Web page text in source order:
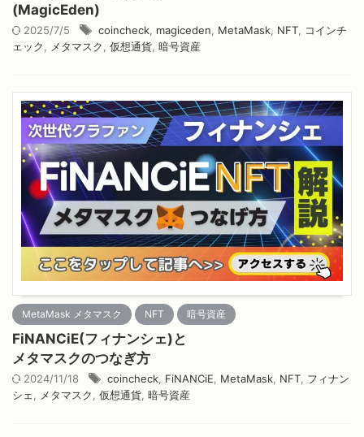
(MagicEden)
2025/7/5 coincheck magiceden MetaMask NFT
コインチ
ェック
メタマスク 仮想通貨 暗号資産
MetaMask メタマスク NFT 暗号資産
FiNANCiE(フィナンシェ)と
メタマスクのつなぎ方
2024/11/18 coincheck, FiNANCiE, MetaMask, NFT, フィナン
シェ, メタマスク, 仮想通貨, 暗号資産